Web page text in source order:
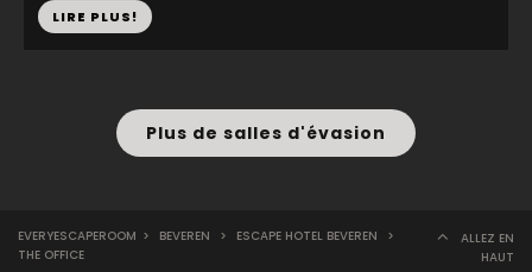
LIRE PLUS!
Plus de salles d'évasion
EVERYESCAPEROOM > BEVEREN > ESCAPE HOTEL BEVEREN
>
THE OFFICE
ALLEZ EN
HAUT